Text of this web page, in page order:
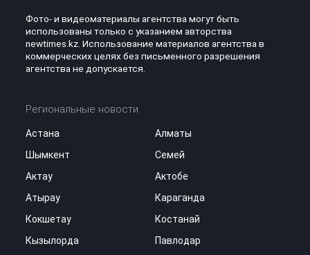
Фото- и видеоматериалы агентства могут быть
использованы только с указанием авторства
newtimes.kz. Использование материалов агентства в
коммерческих целях без письменного разрешения
агентства не допускается.
Региональные новости
Астана
Алматы
Шымкент
Семей
Актау
Актобе
Атырау
Караганда
Кокшетау
Костанай
Кызылорда
Павлодар